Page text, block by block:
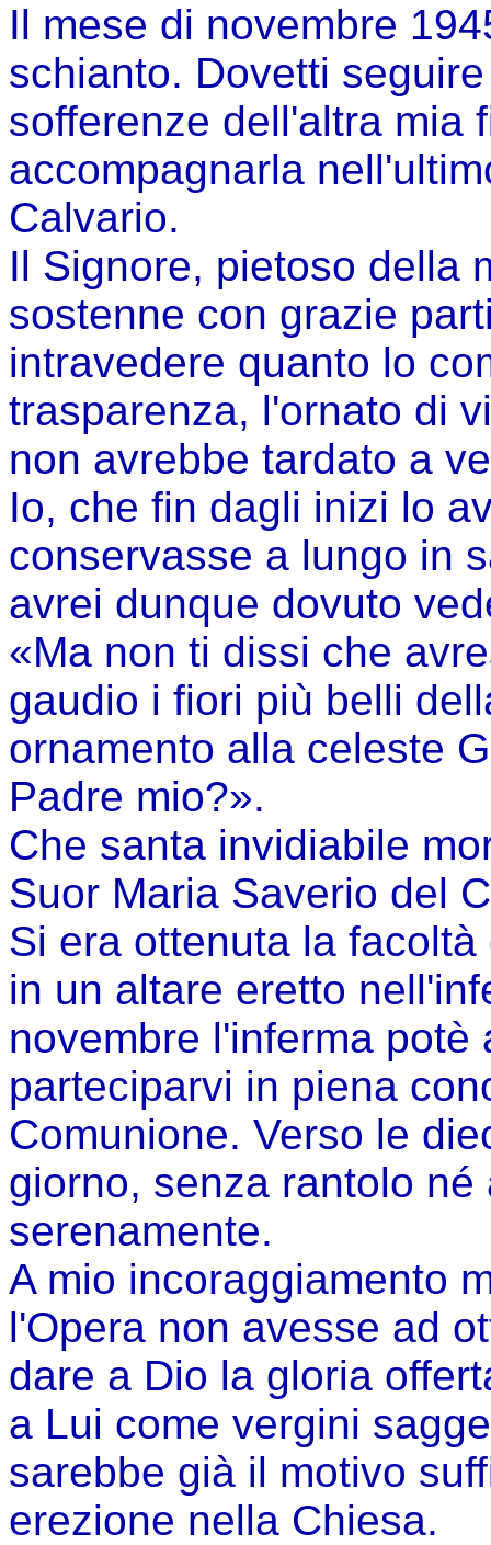
Il mese di novembre
schianto. Dovetti
sofferenze dell'altra mia
accompagnarla
Calvario.
Il Signore, pietoso della
sostenne con grazie
intravedere quanto lo
trasparenza, l'ornato di
non avrebbe tardato a
Io, che fin dagli inizi lo
conservasse a lungo in
avrei dunque dovuto
«Ma non ti dissi che
gaudio i fiori più belli
ornamento alla celeste
Padre mio?».
Che santa invidiabile
Suor Maria Saverio del
Si era ottenuta la
in un altare eretto
novembre l'inferma potè
parteciparvi in piena
Comunione. Verso le
giorno, senza rantolo
serenamente.
A mio incoraggiamento
l'Opera non avesse ad
dare a Dio la gloria
a Lui come vergini
sarebbe già il motivo
erezione nella Chiesa.